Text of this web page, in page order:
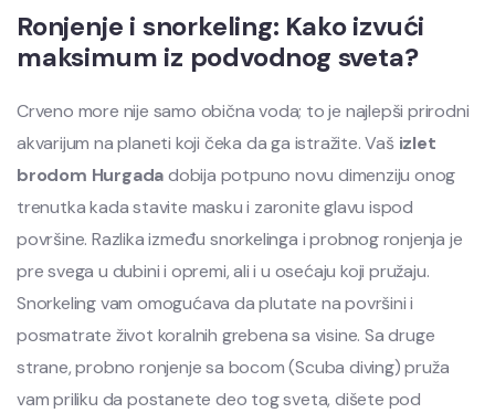
Ronjenje i snorkeling: Kako izvući
maksimum iz podvodnog sveta?
Crveno more nije samo obična voda; to je najlepši prirodni
akvarijum na planeti koji čeka da ga istražite. Vaš izlet
brodom Hurgadadobija potpuno novu dimenziju onog
trenutka kada stavite masku i zaronite glavu ispod
površine. Razlika između snorkelinga i probnog ronjenja je
pre svega u dubini i opremi, ali i u osećaju koji pružaju.
Snorkeling vam omogućava da plutate na površini i
posmatrate život koralnih grebena sa visine. Sa druge
strane, probno ronjenje sa bocom (Scuba diving) pruža
vam priliku da postanete deo tog sveta, dišete pod